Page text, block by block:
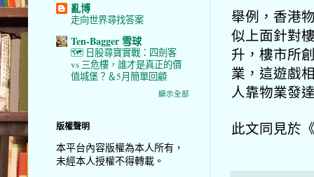
舉例，香港
似上面針對
升，樓市所
業，這遊戲
人靠物業發
此文同見於
亂博
走向世界尋找答案
Ten-Bagger 雪球
🗺️ 日股尋寶實戰：四劍客
vs 三危樓，誰才是真正的價
值城堡？＆5月簡單回顧
顯示全部
版權聲明
本平台內容版權為本人所有，
未經本人授權不得轉載。